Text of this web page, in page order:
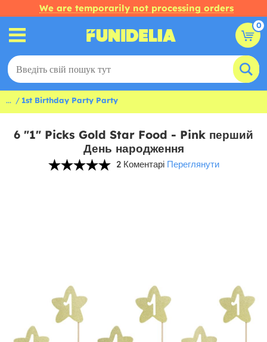
We are temporarily not processing orders
0
... 1st Birthday Party Party
6 "1" Picks Gold Star Food - Pink перший
День народження
2 Коментарі Переглянути